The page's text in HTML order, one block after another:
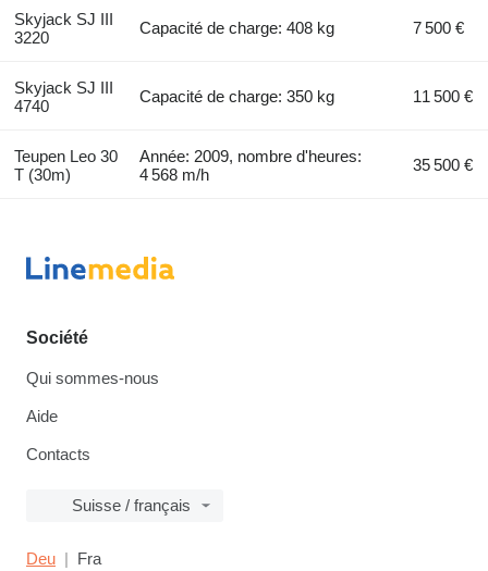
Skyjack SJ III
3220
Capacité de charge: 408 kg 7 500 €
Skyjack SJ III
4740
Capacité de charge: 350 kg 11 500 €
Teupen Leo 30
T (30m)
Année: 2009, nombre d'heures:
4 568 m/h
35 500 €
Société
Qui sommes-nous
Aide
Contacts
Suisse / français
Deu Fra